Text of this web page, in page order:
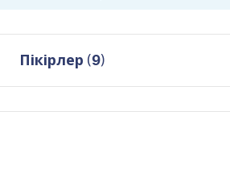
Пікірлер (9)